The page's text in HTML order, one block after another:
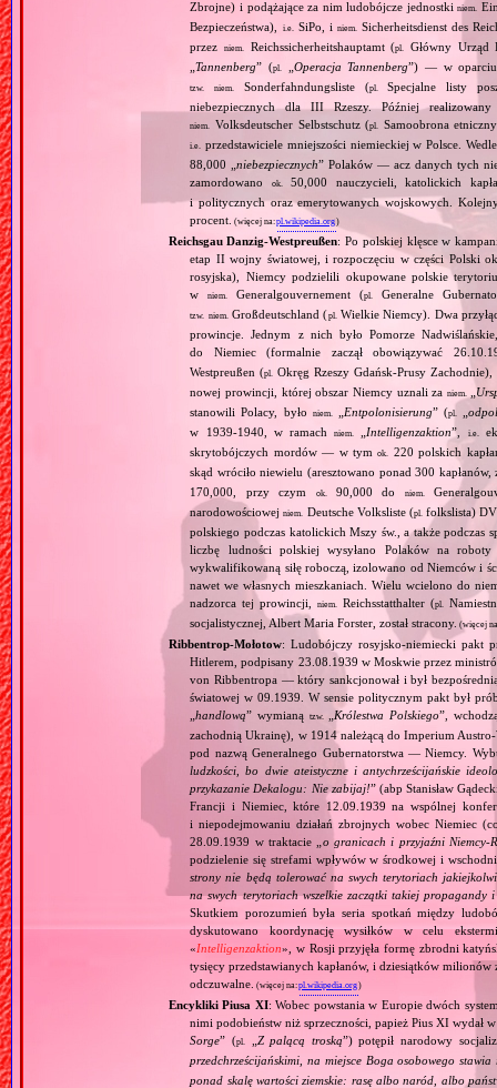
Zbrojne) i podążające za nim ludobójcze jednostkiniem.
Bezpieczeństwa),
i.e. SiPo, i niem. Sicherheitsdienst des
przezniem. Reichssicherheitshauptamt (pl.
Główny Urząd
„Tannenberg” (pl. Operacja Tannenberg”) — w oparciu
tzw. niem. Sonderfahndungsliste (pl.
Specjalne listy
niebezpiecznych dla III Rzeszy. Później
niem. Volksdeutscher Selbstschutz (pl. Samoobrona
i.e. przedstawiciele mniejszości niemieckiej w Polsce.
88,000 „niebezpiecznych” Polaków — acz danych tych
zamordowano
ok.
50,000 nauczycieli, katolickich
i politycznych oraz emerytowanych wojskowych.
procent. (więcej na:pl.wikipedia.org)
Reichsgau Danzig‐Westpreußen: Po polskiej klęsce w
etap II wojny światowej, i rozpoczęciu w części Polski
rosyjska), Niemcy podzielili okupowane polskie
wniem. Generalgouvernement (pl. Generalne
tzw. niem. Großdeutschland (pl. Wielkie Niemcy). Dwa
prowincje. Jednym z nich było Pomorze
do Niemiec (formalnie zaczął obowiązywać
Westpreußen (pl. Okręg Rzeszy Gdańsk‐Prusy
nowej prowincji, której obszar Niemcy uznali za niem.
stanowili Polacy, było
niem. Entpolonisierung” (pl.
w 1939‐1940, w ramachniem. Intelligenzaktion”, i.e.
skrytobójczych mordów — w tymok. 220 polskich
skąd wróciło niewielu (aresztowano ponad 300
170,000, przy czym
ok. 90,000 do niem.
narodowościowejniem. Deutsche Volksliste (pl. folkslista)
polskiego podczas katolickich Mszy św., a także podczas
liczbę ludności polskiej wysyłano Polaków na
wykwalifikowaną siłę roboczą, izolowano od Niemców i
nawet we własnych mieszkaniach. Wielu wcielono do
nadzorca tej prowincji,niem. Reichsstatthalter (pl.
socjalistycznej, Albert Maria Forster, został stracony. (więcej
Ribbentrop‐Mołotow: Ludobójczy rosyjsko‐niemiecki pakt
Hitlerem, podpisany 23.08.1939 w Moskwie przez
von Ribbentropa — który sankcjonował i był
światowej w 09.1939. W sensie politycznym pakt był
„handlową” wymianą tzw. Królestwa Polskiego”,
zachodnią Ukrainę), w 1914 należącą do Imperium
pod nazwą Generalnego Gubernatorstwa — Niemcy.
ludzkości, bo dwie ateistyczne i antychrześcijańskie
przykazanie Dekalogu: Nie zabijaj!” (abp Stanisław
Francji i Niemiec, które 12.09.1939 na wspólnej
i niepodejmowaniu działań zbrojnych wobec Niemiec
28.09.1939 w traktacie „ o granicach i przyjaźni
podzielenie się strefami wpływów w środkowej i
strony nie będą tolerować na swych terytoriach
na swych terytoriach wszelkie zaczątki takiej
Skutkiem porozumień była seria spotkań między
dyskutowano koordynację wysiłków w celu
«Intelligenzaktion», w Rosji przyjęła formę zbrodni
tysięcy przedstawianych kapłanów, i dziesiątków
odczuwalne. (więcej na:pl.wikipedia.org)
Encykliki Piusa XI: Wobec powstania w Europie dwóch
nimi podobieństw niż sprzeczności, papież Pius XI
Sorge” (pl. Z palącą troską”) potępił narodowy
przedchrześcijańskimi, na miejsce Boga osobowego
ponad skalę wartości ziemskie: rasę albo naród, albo